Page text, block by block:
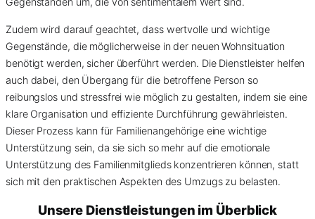
Zudem wird darauf geachtet, dass wertvolle und wichtige
Gegenstände, die möglicherweise in der neuen Wohnsituation
benötigt werden, sicher überführt werden. Die Dienstleister helfen
auch dabei, den Übergang für die betroffene Person so
reibungslos und stressfrei wie möglich zu gestalten, indem sie eine
klare Organisation und effiziente Durchführung gewährleisten.
Dieser Prozess kann für Familienangehörige eine wichtige
Unterstützung sein, da sie sich so mehr auf die emotionale
Unterstützung des Familienmitglieds konzentrieren können, statt
sich mit den praktischen Aspekten des Umzugs zu belasten.
Unsere Dienstleistungen im Überblick